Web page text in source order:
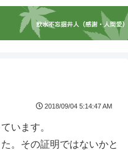
2018/09/04 5:14:47 AM
います。
。その証明ではないかと